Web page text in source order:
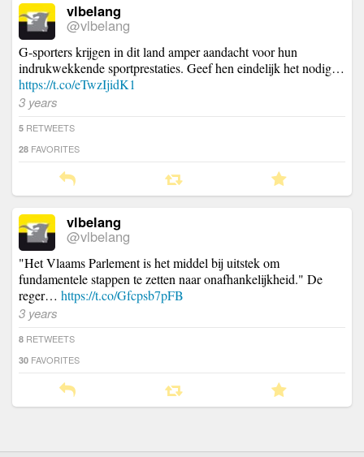
vlbelang
@vlbelang
G-sporters krijgen in dit land amper aandacht voor hun
indrukwekkende sportprestaties. Geef hen eindelijk het nodig…
https://t.co/eTwzIjidK1
3 years
5 RETWEETS
28 FAVORITES
vlbelang
@vlbelang
"Het Vlaams Parlement is het middel bij uitstek om
fundamentele stappen te zetten naar onafhankelijkheid." De
reger… https://t.co/Gfcpsb7pFB
3 years
8 RETWEETS
30 FAVORITES